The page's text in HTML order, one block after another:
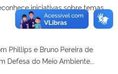
iniciativas sobre temas
povos indígenas e comunidades
que podem ser submetidas de
as veiculadas em meios
de janeiro de 2023.
Phillips e Bruno Pereira de
Defesa do Meio Ambiente,